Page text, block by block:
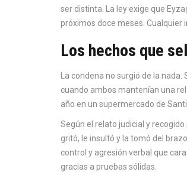
ser distinta. La ley exige que
próximos doce meses. Cualquier
Los hechos que
La condena no surgió de la
cuando ambos mantenían una
año en un supermercado de
Según el relato judicial y
gritó, le insultó y la tomó del
control y agresión verbal que
gracias a pruebas sólidas.